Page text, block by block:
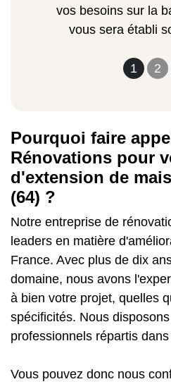
1 2
vos besoins sur la
vous sera établi
Pourquoi faire
Rénovations pour
d'extension de
(64) ?
Notre entreprise de
leaders en matière
France. Avec plus de dix
domaine, nous avons
à bien votre projet, quelles
spécificités. Nous
professionnels répartis
Vous pouvez donc nous